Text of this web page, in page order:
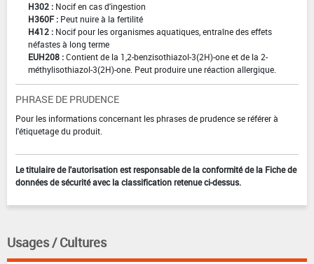
H302 : Nocif en cas d'ingestion
H360F : Peut nuire à la fertilité
H412 : Nocif pour les organismes aquatiques, entraîne des effets
néfastes à long terme
EUH208 :Contient de la 1,2-benzisothiazol-3(2H)-one et de la 2-
méthylisothiazol-3(2H)-one. Peut produire une réaction allergique.
PHRASE DE PRUDENCE
Pour les informations concernant les phrases de prudence se référer à
l'étiquetage du produit.
Le titulaire de l'autorisation est responsable de la conformité de la Fiche de
données de sécurité avec la classification retenue ci-dessus.
Usages / Cultures